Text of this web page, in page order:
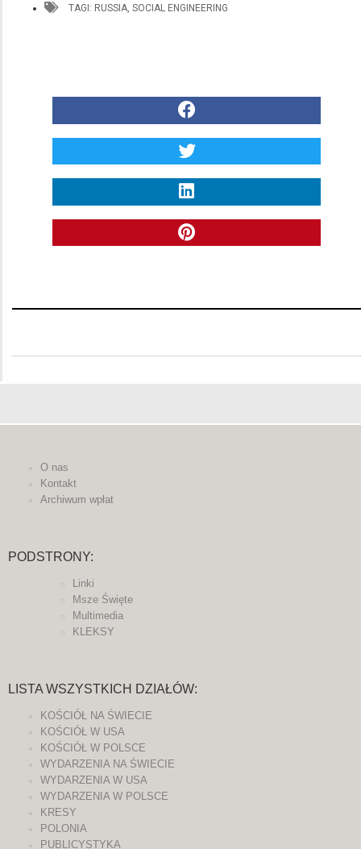
TAGI: RUSSIA, SOCIAL ENGINEERING
O nas
Kontakt
Archiwum wpłat
PODSTRONY:
Linki
Msze Święte
Multimedia
KLEKSY
LISTA WSZYSTKICH DZIAŁÓW:
KOŚCIÓŁ NA ŚWIECIE
KOŚCIÓŁ W USA
KOŚCIÓŁ W POLSCE
WYDARZENIA NA ŚWIECIE
WYDARZENIA W USA
WYDARZENIA W POLSCE
KRESY
POLONIA
PUBLICYSTYKA